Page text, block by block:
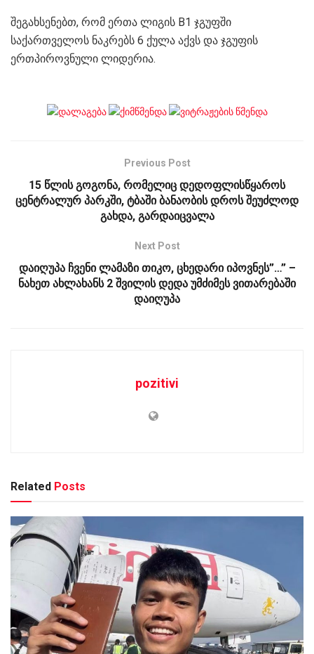
შეგახსენებთ, რომ ერთა ლიგის B1 ჯგუფში
საქართველოს ნაკრებს 6 ქულა აქვს და ჯგუფის
ერთპიროვნული ლიდერია.
Previous Post
15 წლის გოგონა, რომელიც დედოფლისწყაროს
ცენტრალურ პარკში, ტბაში ბანაობის დროს შეუძლოდ
გახდა, გარდაიცვალა
Next Post
დაიღუპა ჩვენი ლამაზი თიკო, ცხედარი იპოვნეს”…” –
ნახეთ ახლახანს 2 შვილის დედა უმძიმეს ვითარებაში
დაიღუპა
pozitivi
Related Posts